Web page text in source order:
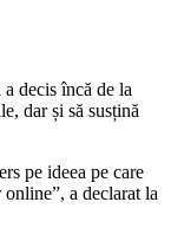
decis încă de la
dar și să susțină
pe ideea pe care
a declarat la